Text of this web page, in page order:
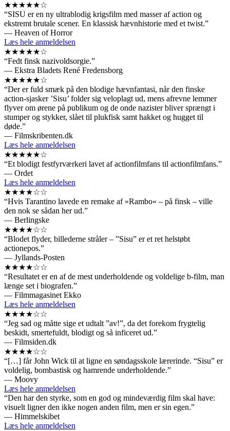
★★★★★☆
“SISU er en ny ultrablodig krigsfilm med masser af action og
ekstremt brutale scener. En klassisk hævnhistorie med et twist.”
— Heaven of Horror
Læs hele anmeldelsen
★★★★★☆
“Fedt finsk nazivoldsorgie.”
— Ekstra Bladets René Fredensborg
★★★★★☆
“Der er fuld smæk på den blodige hævnfantasi, når den finske
action-sjasker ’Sisu’ folder sig veloplagt ud, mens afrevne lemmer
flyver om ørene på publikum og de onde nazister bliver sprængt i
stumper og stykker, slået til plukfisk samt hakket og hugget til
døde.”
— Filmskribenten.dk
Læs hele anmeldelsen
★★★★★☆
“Et blodigt festfyrværkeri lavet af actionfilmfans til actionfilmfans.”
— Ordet
Læs hele anmeldelsen
★★★★☆☆
“Hvis Tarantino lavede en remake af »Rambo« – på finsk – ville
den nok se sådan her ud.”
— Berlingske
★★★★☆☆
“Blodet flyder, billederne stråler – ”Sisu” er et ret helstøbt
actionepos.”
— Jyllands-Posten
★★★★☆☆
“Resultatet er en af de mest underholdende og voldelige b-film, man
længe set i biografen.”
— Filmmagasinet Ekko
Læs hele anmeldelsen
★★★★☆☆
“Jeg sad og måtte sige et udtalt ”av!”, da det forekom frygtelig
beskidt, smertefuldt, blodigt og så inficeret ud.”
— Filmsiden.dk
★★★★☆☆
“[…] får John Wick til at ligne en søndagsskole lærerinde. “Sisu” er
voldelig, bombastisk og hamrende underholdende.”
— Moovy
Læs hele anmeldelsen
“Den har den styrke, som en god og mindeværdig film skal have:
visuelt ligner den ikke nogen anden film, men er sin egen.”
— Himmelskibet
Læs hele anmeldelsen